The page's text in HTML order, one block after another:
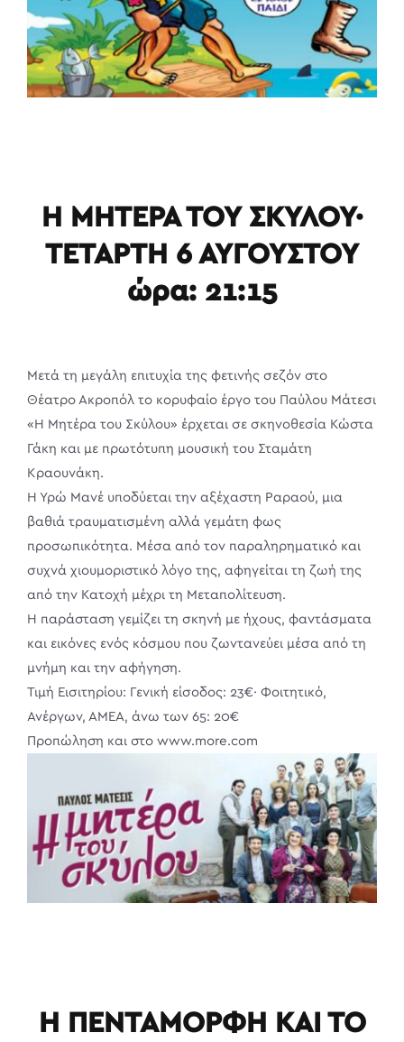
Η ΜΗΤΕΡΑ ΤΟΥ ΣΚΥΛΟΥ·
ΤΕΤΑΡΤΗ 6 ΑΥΓΟΥΣΤΟΥ
ώρα: 21:15
Μετά τη μεγάλη επιτυχία της φετινής σεζόν στο
Θέατρο Ακροπόλ το κορυφαίο έργο του Παύλου Μάτεσι
«Η Μητέρα του Σκύλου» έρχεται σε σκηνοθεσία Κώστα
Γάκη και με πρωτότυπη μουσική του Σταμάτη
Κραουνάκη.
Η Υρώ Μανέ υποδύεται την αξέχαστη Ραραού, μια
βαθιά τραυματισμένη αλλά γεμάτη φως
προσωπικότητα. Μέσα από τον παραληρηματικό και
συχνά χιουμοριστικό λόγο της, αφηγείται τη ζωή της
από την Κατοχή μέχρι τη Μεταπολίτευση.
Η παράσταση γεμίζει τη σκηνή με ήχους, φαντάσματα
και εικόνες ενός κόσμου που ζωντανεύει μέσα από τη
μνήμη και την αφήγηση.
Τιμή Εισιτηρίου: Γενική είσοδος: 23€· Φοιτητικό,
Ανέργων, ΑΜΕΑ, άνω των 65: 20€
Προπώληση και στο www.more.com
Η ΠΕΝΤΑΜΟΡΦΗ ΚΑΙ ΤΟ